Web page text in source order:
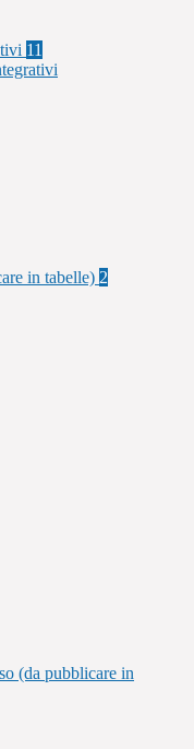
11
in tabelle) 2
(da pubblicare in